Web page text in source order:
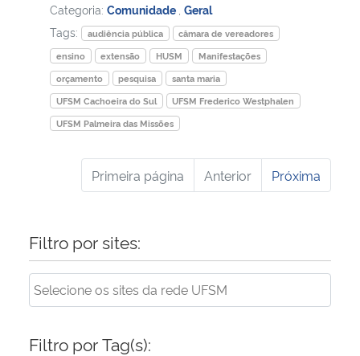
Categoria: Comunidade Geral
Tags:
audiência pública
câmara de vereadores
ensino
extensão HUSM
Manifestações
orçamento
pesquisa
santa maria
UFSM Cachoeira do Sul
UFSM Frederico Westphalen
UFSM Palmeira das Missões
Primeira página Anterior Próxima
Filtro por sites:
Filtro por Tag(s):